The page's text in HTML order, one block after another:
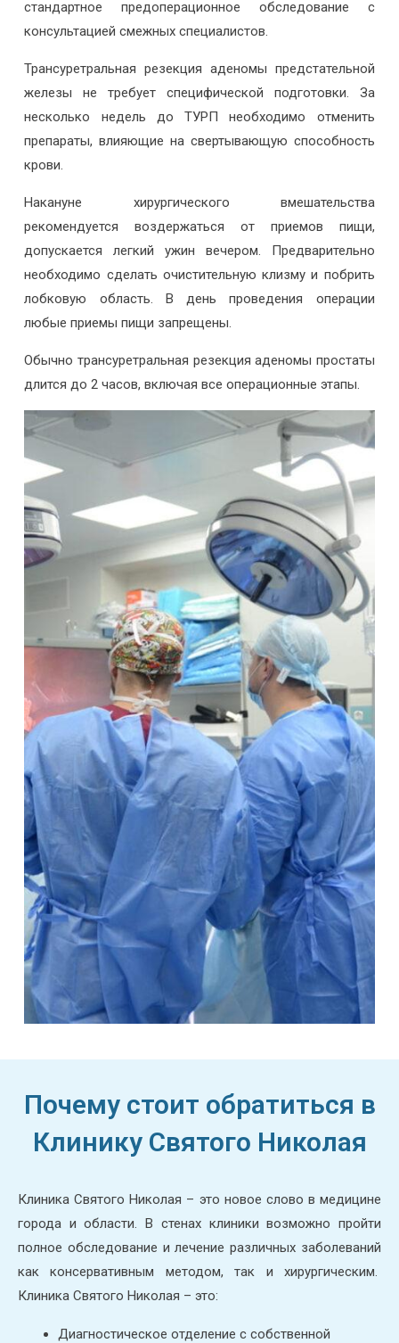
стандартное предоперационное обследование с
консультацией смежных специалистов.
Трансуретральная резекция аденомы предстательной
железы не требует специфической подготовки. За
несколько недель до ТУРП необходимо отменить
препараты, влияющие на свертывающую способность
крови.
Накануне хирургического вмешательства
рекомендуется воздержаться от приемов пищи,
допускается легкий ужин вечером. Предварительно
необходимо сделать очистительную клизму и побрить
лобковую область. В день проведения операции
любые приемы пищи запрещены.
Обычно трансуретральная резекция аденомы простаты
длится до 2 часов, включая все операционные этапы.
Почему стоит обратиться в
Клинику Святого Николая
Клиника Святого Николая – это новое слово в медицине
города и области. В стенах клиники возможно пройти
полное обследование и лечение различных заболеваний
как консервативным методом, так и хирургическим.
Клиника Святого Николая – это:
Диагностическое отделение с собственной